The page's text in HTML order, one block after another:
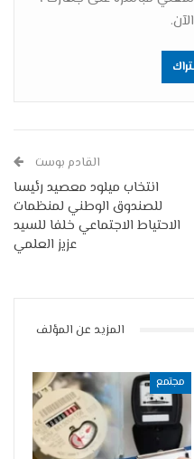
القادم بوست
انتخاب ميلود معصيد رئيسا
للصندوق الوطني لمنظمات
الاحتياط الاجتماعي خلفا للسيد
عزيز العلمي
المزيد عن المؤلف
مجتمع